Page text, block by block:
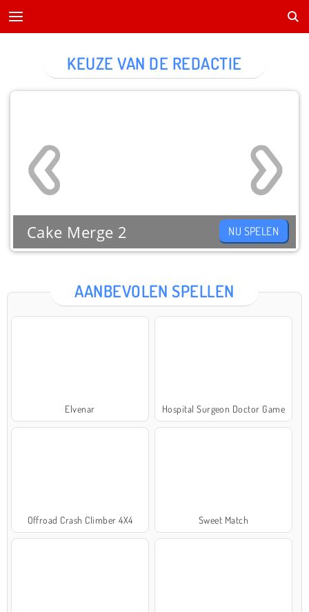
AANBEVOLEN SPELLEN
Elvenar Hospital Surgeon Doctor Game
Offroad Crash Climber 4X4 Sweet Match
KEUZE VAN DE REDACTIE
Cake Merge 2 NU SPELEN